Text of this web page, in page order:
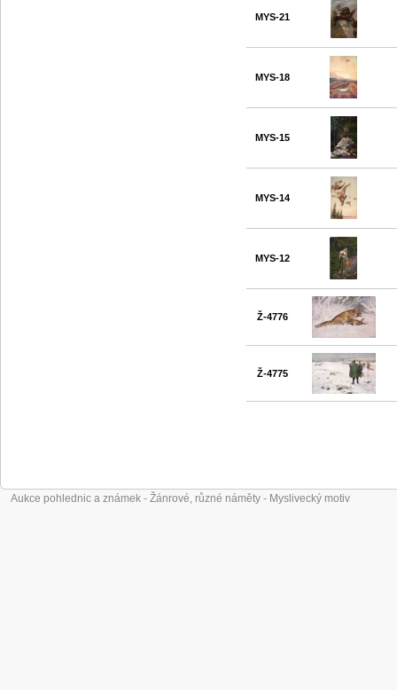
MYS-21
MYS-18
MYS-15
MYS-14
MYS-12
Ž-4776
Ž-4775
Aukce pohlednic a známek - Žánrové, různé náměty - Myslivecký motiv